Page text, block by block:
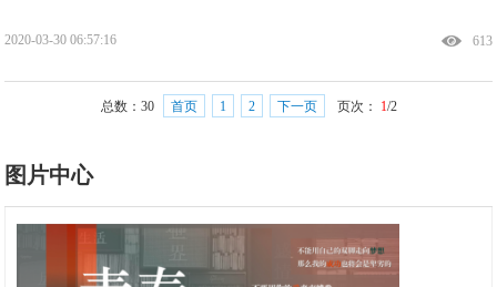
613
2020-03-30 06:57:16
总数： 30 首页 1 2 下一页 页次： 1/2
图片中心